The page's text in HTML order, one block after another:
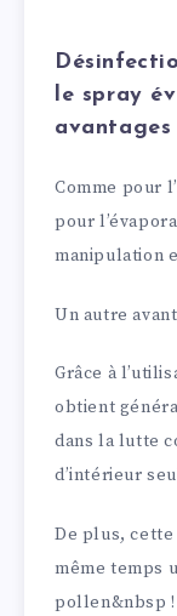
le spray
avantages
Comme pour
pour
manipulation
Un autre
Grâce à
obtient
dans la lutte
d’intérieur
De plus,
même temps
pollen&nbsp !